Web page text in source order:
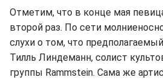
Отметим, что в конце мая
второй раз. По сети
слухи о том, что
Тилль Линдеманн, солист
группы Rammstein. Сама же